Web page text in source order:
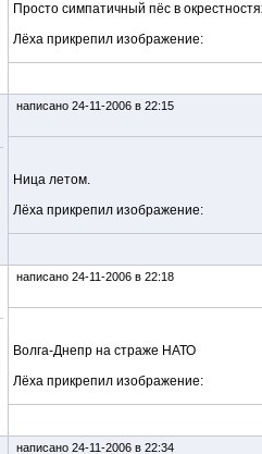
Просто симпатичный пёс в
Лёха прикрепил изображение:
написано 24-11-2006 в 22:15
Ница летом.
Лёха прикрепил изображение:
написано 24-11-2006 в 22:18
Волга-Днепр на страже НАТО
Лёха прикрепил изображение:
написано 24-11-2006 в 22:34